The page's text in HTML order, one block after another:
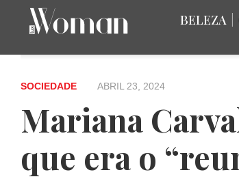
BELEZA
SOCIEDADE ABRIL 23, 2024
Mariana
que era o